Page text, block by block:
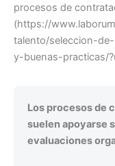
procesos de
(https://
talento/seleccion-
y-buenas-practicas/
Los procesos de
suelen apoyarse
evaluaciones